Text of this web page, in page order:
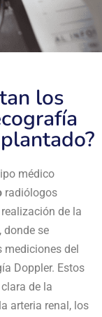
los
médico
radiólogos
de la
, donde se
mediciones del
Doppler. Estos
de la
arteria renal, los